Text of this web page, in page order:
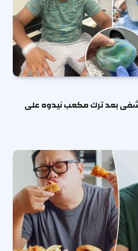
بعد ترك مكعب نيدوه على